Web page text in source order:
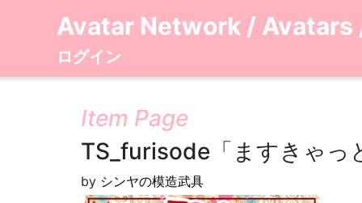
Avatar Network / Avatars
ログイン
Item Page
TS_furisode「ますきゃっ
by シンヤの模造武具